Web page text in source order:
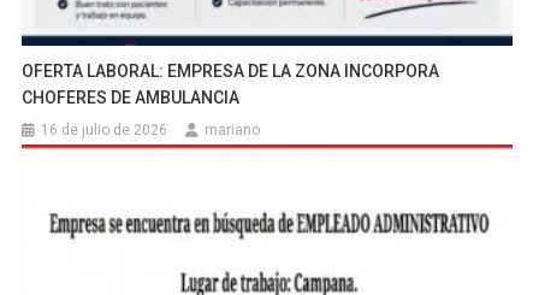
OFERTA LABORAL: EMPRESA DE LA ZONA INCORPORA
CHOFERES DE AMBULANCIA
16 de julio de 2026 mariano